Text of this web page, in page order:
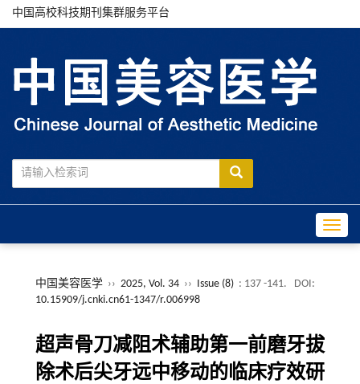
中国高校科技期刊集群服务平台
中国美容医学 ›› 2025, Vol. 34 ›› Issue (8) : 137 -141.
DOI:
10.15909/j.cnki.cn61-1347/r.006998
超声骨刀减阻术辅助第一前磨牙拔
除术后尖牙远中移动的临床疗效研